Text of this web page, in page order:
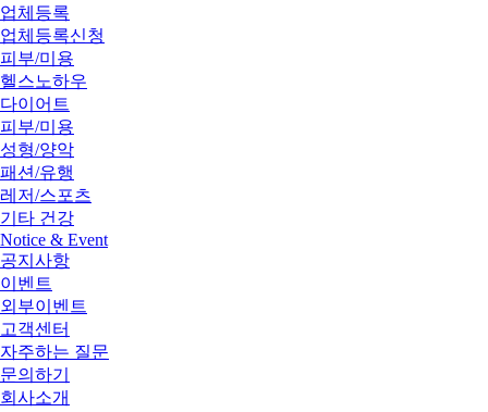
업체등록
업체등록신청
피부/미용
헬스노하우
다이어트
피부/미용
성형/양악
패션/유행
레저/스포츠
기타 건강
Notice & Event
공지사항
이벤트
외부이벤트
고객센터
자주하는 질문
문의하기
회사소개